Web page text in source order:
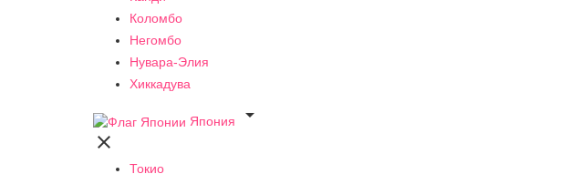
Коломбо
Негомбо
Нувара-Элия
Хиккадува
Япония


Токио